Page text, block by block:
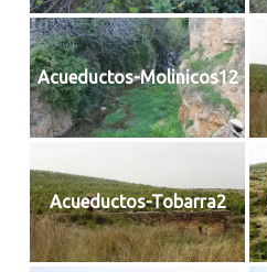
Acueductos-Molinicos12
Acueductos-Tobarra2